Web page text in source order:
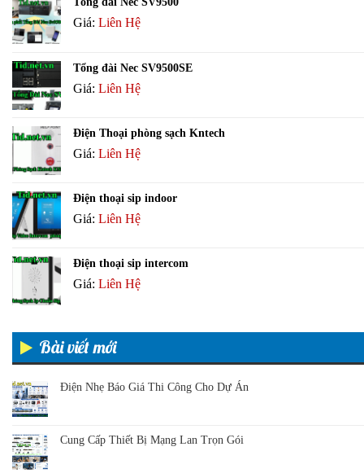
Giá: Liên Hệ
Tổng đài Nec SV9500SE
Giá: Liên Hệ
Điện Thoại phòng sạch Kntech
Giá: Liên Hệ
Điện thoại sip indoor
Giá: Liên Hệ
Điện thoại sip intercom
Giá: Liên Hệ
Bài viết mới
Điện Nhẹ Báo Giá Thi Công Cho Dự Án
Cung Cấp Thiết Bị Mạng Lan Trọn Gói